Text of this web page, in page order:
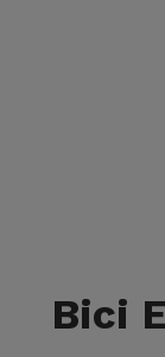
Bici